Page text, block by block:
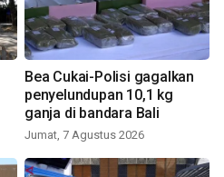
Bea Cukai-Polisi gagalkan
penyelundupan 10,1 kg
ganja di bandara Bali
Jumat, 7 Agustus 2026